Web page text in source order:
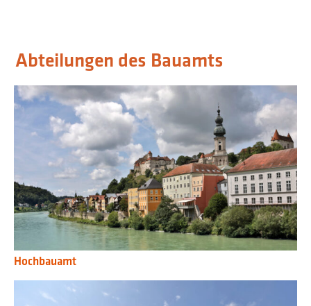
Abteilungen des Bauamts
Hochbauamt